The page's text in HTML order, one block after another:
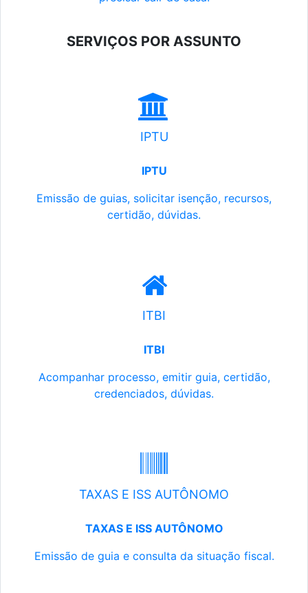
SERVIÇOS POR ASSUNTO
IPTU
IPTU
Emissão de guias, solicitar isenção, recursos,
certidão, dúvidas.
ITBI
ITBI
Acompanhar processo, emitir guia, certidão,
credenciados, dúvidas.
TAXAS E ISS AUTÔNOMO
TAXAS E ISS AUTÔNOMO
Emissão de guia e consulta da situação fiscal.